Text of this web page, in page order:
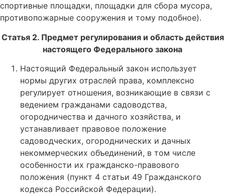
спортивные площадки, площадки для сбора мусора,
противопожарные сооружения и тому подобное).
Статья 2. Предмет регулирования и область действия
настоящего Федерального закона
Настоящий Федеральный закон использует
нормы других отраслей права, комплексно
регулирует отношения, возникающие в связи с
ведением гражданами садоводства,
огородничества и дачного хозяйства, и
устанавливает правовое положение
садоводческих, огороднических и дачных
некоммерческих объединений, в том числе
особенности их гражданско-правового
положения (пункт 4 статьи 49 Гражданского
кодекса Российской Федерации).